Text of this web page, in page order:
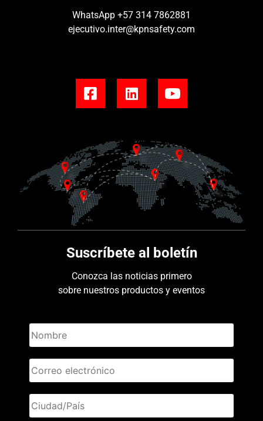
WhatsApp +57 314 7862881
ejecutivo.inter@kpnsafety.com
Suscríbete al boletín
Conozca las noticias primero
sobre nuestros productos y eventos